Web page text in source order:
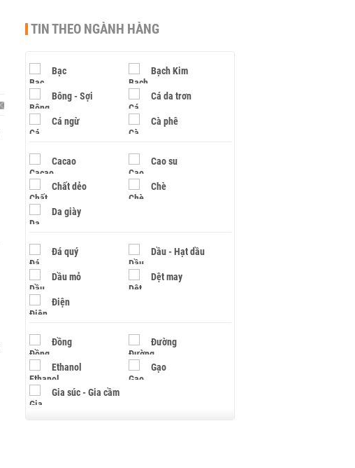
TIN THEO NGÀNH HÀNG
Bạc Bạch Kim
Bông - Sợi Cá da trơn
Cá ngừ Cà phê
Cacao Cao su
Chất dẻo Chè
Da giày
Đá quý Dầu - Hạt dầu
Dầu mỏ Dệt may
Điện
Đồng Đường
Ethanol Gạo
Gia súc - Gia cầm